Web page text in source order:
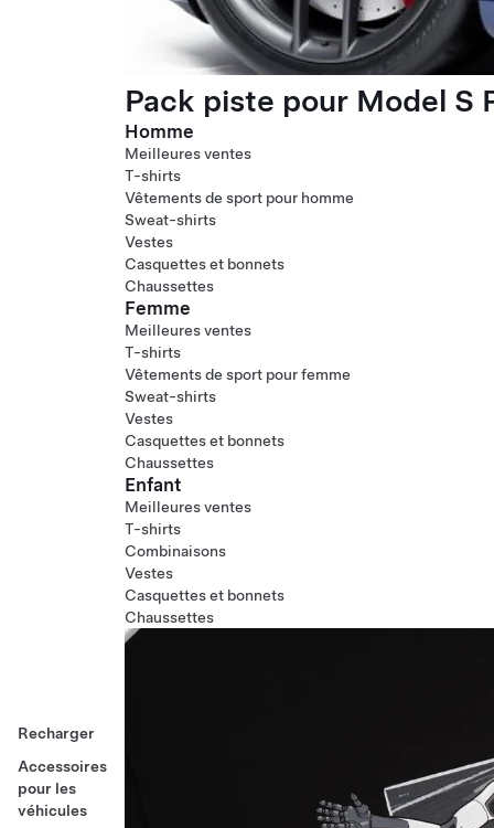
Recharger
Accessoires
pour les
véhicules
Pack piste pour Model S
Homme
Meilleures ventes
T-shirts
Vêtements de sport pour homme
Sweat-shirts
Vestes
Casquettes et bonnets
Chaussettes
Femme
Meilleures ventes
T-shirts
Vêtements de sport pour femme
Sweat-shirts
Vestes
Casquettes et bonnets
Chaussettes
Enfant
Meilleures ventes
T-shirts
Combinaisons
Vestes
Casquettes et bonnets
Chaussettes